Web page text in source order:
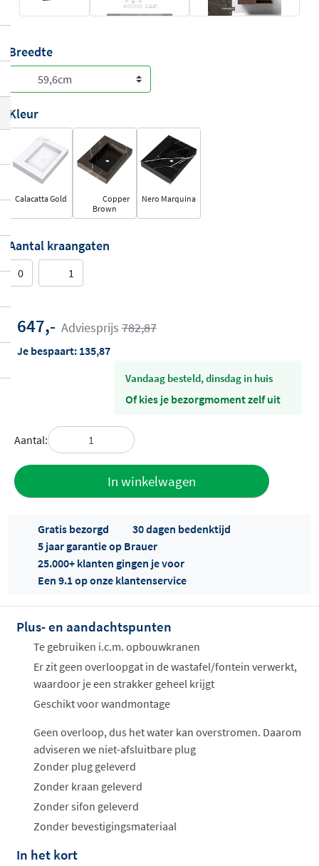
Breedte
Kleur
Calacatta Gold
Copper
Brown
Nero Marquina
Aantal kraangaten
0 1
647,- Adviesprijs 782,87
Je bespaart: 135,87
vandaag besteld, dinsdag in huis
Of kies je bezorgmoment zelf uit
Aantal:
In winkelwagen
Offertes
ophalen...
Gratis bezorgd
30 dagen bedenktijd
5 jaar garantie op Brauer
25.000+ klanten gingen je voor
Een 9.1 op onze klantenservice
Plus- en aandachtspunten
Te gebruiken i.c.m. opbouwkranen
Er zit geen overloopgat in de wastafel/fontein verwerkt,
waardoor je een strakker geheel krijgt
Geschikt voor wandmontage
Geen overloop, dus het water kan overstromen. Daarom
adviseren we niet-afsluitbare plug
Zonder plug geleverd
Zonder kraan geleverd
Zonder sifon geleverd
Zonder bevestigingsmateriaal
In het kort